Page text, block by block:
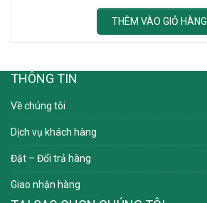
THÊM VÀO GIỎ HÀNG
THÔNG TIN
Về chúng tôi
Dịch vụ khách hàng
Đặt – Đổi trả hàng
Giao nhận hàng